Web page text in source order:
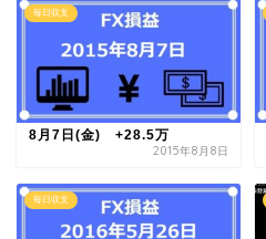
毎日収支
8月7日(金) +28.5万
2015年8月8日
毎日収支